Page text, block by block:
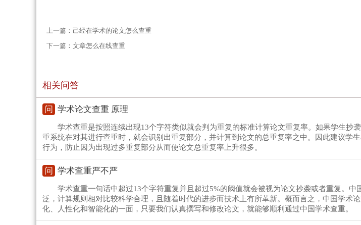
上一篇： 己经在学术的论文怎么查重
下一篇： 文章怎么在线查重
相关问答
问 学术论文查重 原理
学术查重是按照连续出现13个字符类似就会判为重复的标准计算论文重复率。如果学生抄
重系统在对其进行查重时，就会识别出重复部分，并计算到论文的总重复率之中。因此建议学
行为，防止因为出现过多重复部分从而使论文总重复率上升很多。
问 学术查重严不严
学术查重一句话中超过13个字符重复并且超过5%的阈值就会被视为论文抄袭或者重复。中
泛，计算规则相对比较科学合理，且随着时代的进步而技术上有所革新。概而言之，中国学术
化、人性化和智能化的一面，只要我们认真撰写和修改论文，就能够顺利通过中国学术查重。